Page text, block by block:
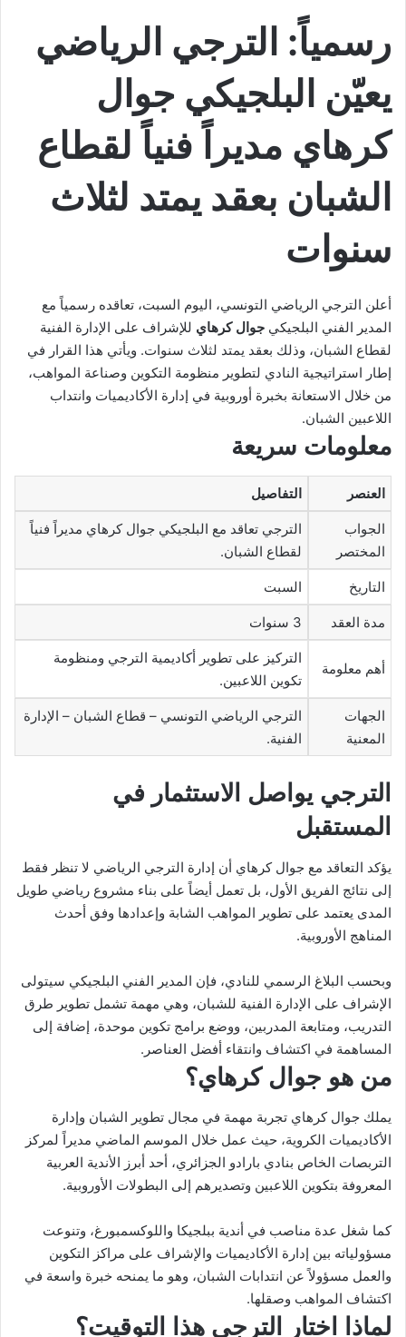
رسمياً: الترجي الرياضي
يعيّن البلجيكي جوال
كرهاي مديراً فنياً لقطاع
الشبان بعقد يمتد لثلاث
سنوات
أعلن الترجي الرياضي التونسي، اليوم السبت، تعاقده رسمياً مع
المدير الفني البلجيكي جوال كرهاي للإشراف على الإدارة الفنية
لقطاع الشبان، وذلك بعقد يمتد لثلاث سنوات. ويأتي هذا القرار في
إطار استراتيجية النادي لتطوير منظومة التكوين وصناعة المواهب،
من خلال الاستعانة بخبرة أوروبية في إدارة الأكاديميات وانتداب
اللاعبين الشبان.
معلومات سريعة
العنصر التفاصيل
الجواب
المختصر
الترجي تعاقد مع البلجيكي جوال كرهاي مديراً فنياً
لقطاع الشبان.
التاريخ السبت
مدة العقد 3 سنوات
أهم معلومة
التركيز على تطوير أكاديمية الترجي ومنظومة
تكوين اللاعبين.
الجهات
المعنية
الترجي الرياضي التونسي – قطاع الشبان – الإدارة
الفنية.
الترجي يواصل الاستثمار في
المستقبل
يؤكد التعاقد مع جوال كرهاي أن إدارة الترجي الرياضي لا تنظر فقط
إلى نتائج الفريق الأول، بل تعمل أيضاً على بناء مشروع رياضي طويل
المدى يعتمد على تطوير المواهب الشابة وإعدادها وفق أحدث
المناهج الأوروبية.
وبحسب البلاغ الرسمي للنادي، فإن المدير الفني البلجيكي سيتولى
الإشراف على الإدارة الفنية للشبان، وهي مهمة تشمل تطوير طرق
التدريب، ومتابعة المدربين، ووضع برامج تكوين موحدة، إضافة إلى
المساهمة في اكتشاف وانتقاء أفضل العناصر.
من هو جوال كرهاي؟
يملك جوال كرهاي تجربة مهمة في مجال تطوير الشبان وإدارة
الأكاديميات الكروية، حيث عمل خلال الموسم الماضي مديراً لمركز
التربصات الخاص بنادي بارادو الجزائري، أحد أبرز الأندية العربية
المعروفة بتكوين اللاعبين وتصديرهم إلى البطولات الأوروبية.
كما شغل عدة مناصب في أندية ببلجيكا واللوكسمبورغ، وتنوعت
مسؤولياته بين إدارة الأكاديميات والإشراف على مراكز التكوين
والعمل مسؤولاً عن انتدابات الشبان، وهو ما يمنحه خبرة واسعة في
اكتشاف المواهب وصقلها.
لماذا اختار الترجي هذا التوقيت؟